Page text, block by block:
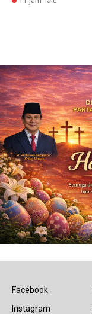
Facebook
Instagram